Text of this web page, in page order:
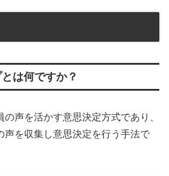
は何ですか？
声を活かす意思決定方式であり、
声を収集し意思決定を行う手法で